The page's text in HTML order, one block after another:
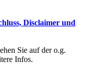
Disclaimer und
Sie auf der o.g.
Infos.